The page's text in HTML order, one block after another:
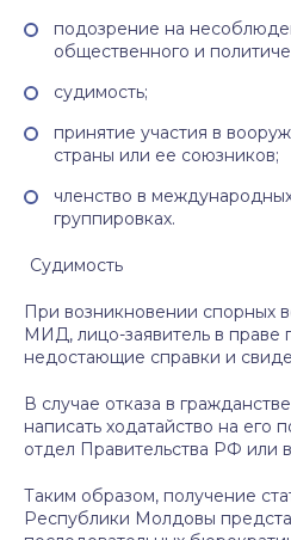
подозрение на
общественного и
судимость;
принятие участия в
страны или ее союзников;
членство в
группировках.
Судимость
При возникновении спорных
МИД, лицо-заявитель в праве
недостающие справки и
В случае отказа в
написать ходатайство на его
отдел Правительства РФ или
Таким образом, получение
Республики Молдовы